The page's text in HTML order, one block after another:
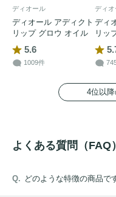
ディオール
ディオール アディクト
リップ グロウ オイル
5.6
1009件
ディオ
ディ
リッ
4位以
よくある質問（FAQ）
どのような特徴の商品で